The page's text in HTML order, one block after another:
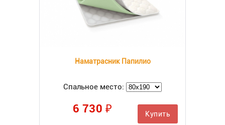
Наматрасник Папилио
Спальное место:
6 730 ₽ Купить